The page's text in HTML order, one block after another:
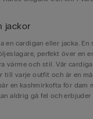
jackor
en cardigan eller jacka. En
perfekt över en
värme och stil. Vår
till varje outfit och är en
en kashmirkofta för dam
aldrig gå fel och